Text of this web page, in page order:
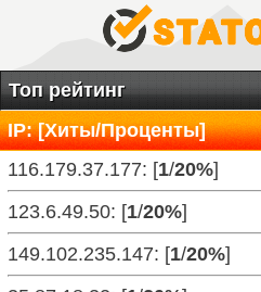
Топ рейтинг
IP: [Хиты/Проценты]
116.179.37.177: [1/20%]
123.6.49.50: [1/20%]
149.102.235.147: [1/20%]